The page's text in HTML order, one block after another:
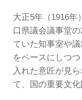
大正5年（1916年
口県議会議事堂
ていた知事室や
をベースにしつ
入れた意匠が見
て、国の重要文化